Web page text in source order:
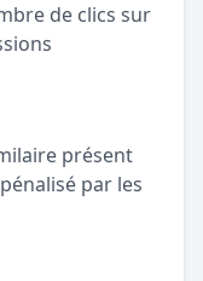
de clics sur
présent
par les